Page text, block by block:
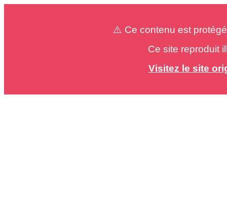
⚠️ Ce contenu est
Ce site reproduit
Visitez le site